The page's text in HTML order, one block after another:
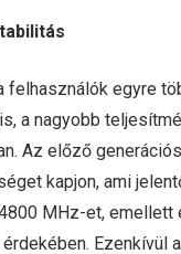
felhasználók egyre
a nagyobb
Az előző
kapjon, ami
MHz-et,
Ezenkívül